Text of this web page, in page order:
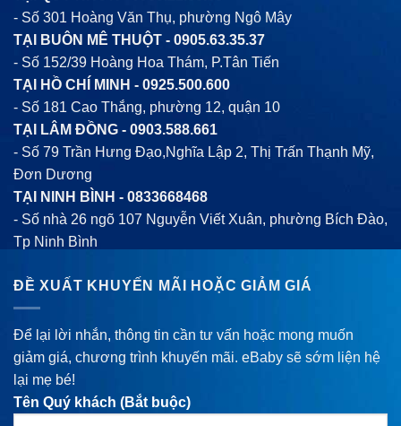
- Số 301 Hoàng Văn Thụ, phường Ngô Mây
TẠI BUÔN MÊ THUỘT - 0905.63.35.37
- Số 152/39 Hoàng Hoa Thám, P.Tân Tiến
TẠI HỒ CHÍ MINH - 0925.500.600
- Số 181 Cao Thắng, phường 12, quận 10
TẠI LÂM ĐỒNG - 0903.588.661
- Số 79 Trần Hưng Đạo,Nghĩa Lập 2, Thị Trấn Thạnh Mỹ,
Đơn Dương
TẠI NINH BÌNH - 0833668468
- Số nhà 26 ngõ 107 Nguyễn Viết Xuân, phường Bích Đào,
Tp Ninh Bình
ĐỀ XUẤT KHUYẾN MÃI HOẶC GIẢM GIÁ
Để lại lời nhắn, thông tin cần tư vấn hoặc mong muốn
giảm giá, chương trình khuyến mãi. eBaby sẽ sớm liện hệ
lại mẹ bé!
Tên Quý khách (Bắt buộc)